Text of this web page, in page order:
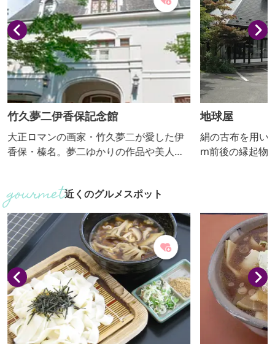
竹久夢二伊香保記念館
大正ロマンの画家・竹久夢二が愛した伊
香保・榛名。夢二ゆかりの作品や美人
地球屋
絹の古布を用い
m前後の縁起物
近くのグルメスポット